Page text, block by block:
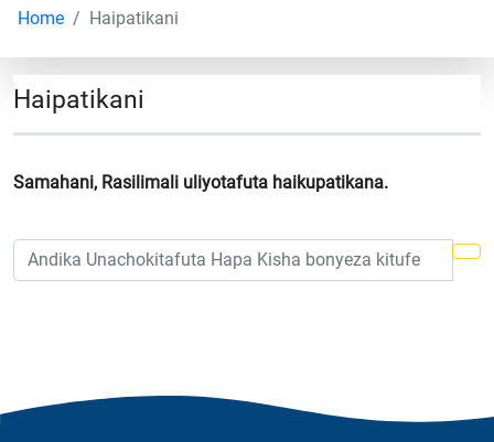
Home Haipatikani
Haipatikani
Samahani, Rasilimali uliyotafuta haikupatikana.